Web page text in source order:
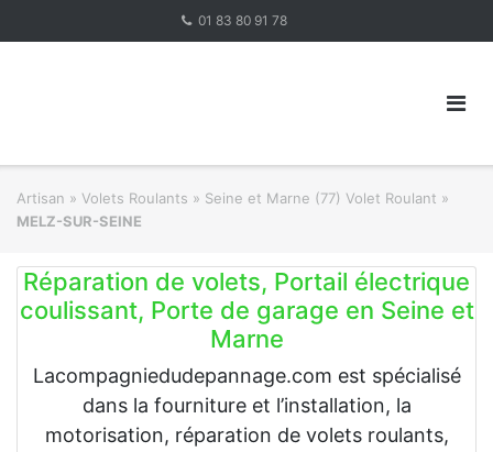
01 83 80 91 78
Artisan » Volets Roulants » Seine et Marne (77) Volet Roulant »
MELZ-SUR-SEINE
Réparation de volets, Portail électrique
coulissant, Porte de garage en Seine et
Marne
Lacompagniedudepannage.com est spécialisé
dans la fourniture et l’installation, la
motorisation, réparation de volets roulants,